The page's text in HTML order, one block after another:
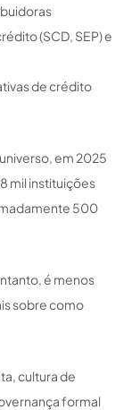
(SCD, SEP) e
de crédito
em 2025
mil instituições
500
é menos
sobre como
cultura de
formal